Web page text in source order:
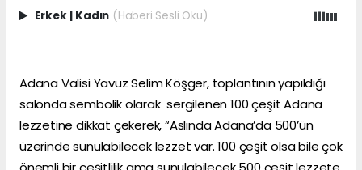
Erkek | Kadın (Haberi Sesli Oku)
Adana Valisi Yavuz Selim Köşger, toplantının yapıldığı
salonda sembolik olarak sergilenen 100 çeşit Adana
lezzetine dikkat çekerek, “Aslında Adana’da 500’ün
üzerinde sunulabilecek lezzet var. 100 çeşit olsa bile çok